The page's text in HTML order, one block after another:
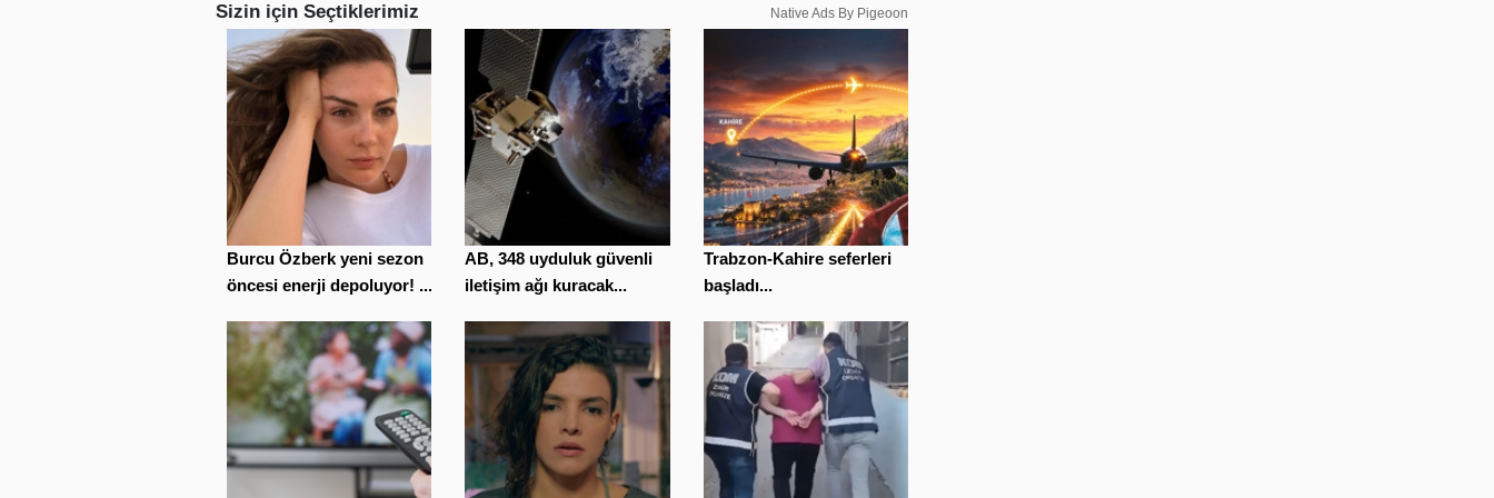
Sizin için Seçtiklerimiz Native Ads By Pigeoon
Burcu Özberk yeni sezon
öncesi enerji depoluyor! ...
AB, 348 uyduluk güvenli
iletişim ağı kuracak...
Trabzon-Kahire seferleri
başladı...